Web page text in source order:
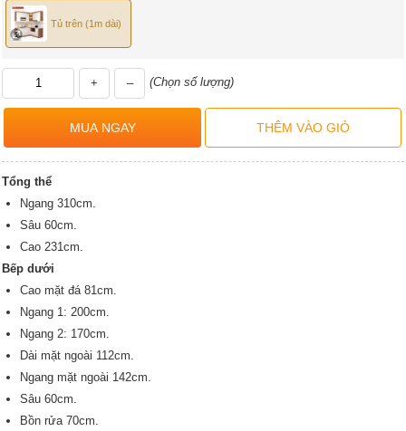
Tủ trên (1m dài)
+ – (Chọn số lượng)
Tổng thể
Ngang 310cm.
Sâu 60cm.
Cao 231cm.
Bếp dưới
Cao mặt đá 81cm.
Ngang 1: 200cm.
Ngang 2: 170cm.
Dài mặt ngoài 112cm.
Ngang mặt ngoài 142cm.
Sâu 60cm.
Bồn rửa 70cm.